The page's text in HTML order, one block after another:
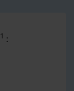
1 :